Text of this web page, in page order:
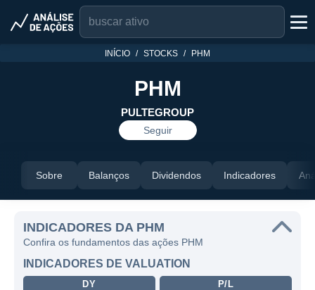
INÍCIO STOCKS PHM
PHM
PULTEGROUP
Seguir
Sobre Balanços Dividendos Indicadores
INDICADORES DA PHM
Confira os fundamentos das ações PHM
INDICADORES DE VALUATION
DY P/L